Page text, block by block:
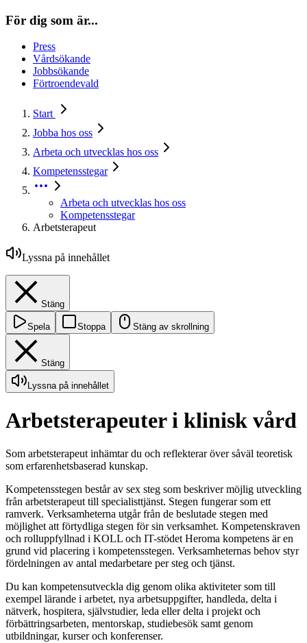
För dig som är...
Press
Vårdsökande
Jobbsökande
Förtroendevald
Start
Jobba hos oss
Arbeta och utvecklas hos oss
Kompetensstegar
Arbeta och utvecklas hos oss
Kompetensstegar
Arbetsterapeut
Lyssna på innehållet
Stäng
Spela Stoppa Stäng av skrollning
Stäng
Lyssna på innehållet
Arbetsterapeuter i klinisk vård
Som arbetsterapeut inhämtar du och reflekterar över såväl teoretisk
som erfarenhetsbaserad kunskap.
Kompetensstegen består av sex steg som beskriver möjlig utveckling
från arbetsterapeut till specialisttjänst. Stegen fungerar som ett
ramverk. Verksamheterna utgår från de beslutade stegen med
möjlighet att förtydliga stegen för sin verksamhet. Kompetenskraven
och rolluppfyllnad i KOLL och IT-stödet Heroma kompetens är en
grund vid placering i kompetensstegen. Verksamheternas behov styr
fördelningen av antal medarbetare per steg och tjänst.
Du kan kompetensutveckla dig genom olika aktiviteter som till
exempel lärande i arbetet, nya arbetsuppgifter, handleda, delta i
nätverk, hospitera, självstudier, leda eller delta i projekt och
förbättringsarbeten, mentorskap, studiebesök samt genom
utbildningar, kurser och konferenser.